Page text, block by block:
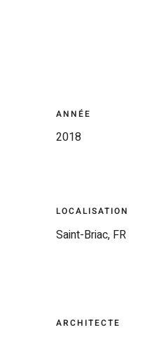
ANNÉE
2018
LOCALISATION
Saint-Briac, FR
ARCHITECTE